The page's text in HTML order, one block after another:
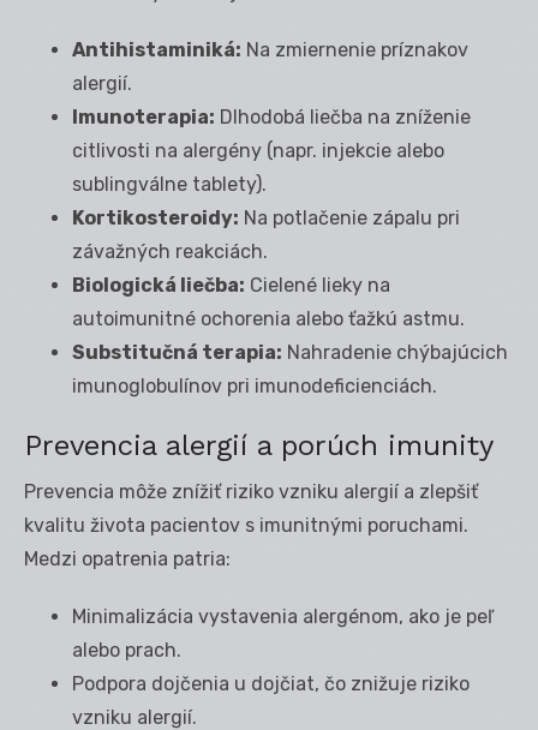
Antihistaminiká: Na zmiernenie príznakov
alergií.
Imunoterapia: Dlhodobá liečba na zníženie
citlivosti na alergény (napr. injekcie alebo
sublingválne tablety).
Kortikosteroidy: Na potlačenie zápalu pri
závažných reakciách.
Biologická liečba: Cielené lieky na
autoimunitné ochorenia alebo ťažkú astmu.
Substitučná terapia: Nahradenie chýbajúcich
imunoglobulínov pri imunodeficienciách.
Prevencia alergií a porúch imunity
Prevencia môže znížiť riziko vzniku alergií a zlepšiť
kvalitu života pacientov s imunitnými poruchami.
Medzi opatrenia patria:
Minimalizácia vystavenia alergénom, ako je peľ
alebo prach.
Podpora dojčenia u dojčiat, čo znižuje riziko
vzniku alergií.